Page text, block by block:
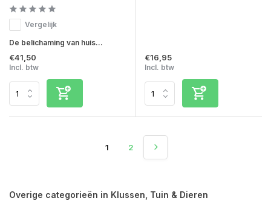
Vergelijk
De belichaming van huis...
€41,50
Incl. btw
€16,95
Incl. btw
1 2
Overige categorieën in Klussen, Tuin & Dieren